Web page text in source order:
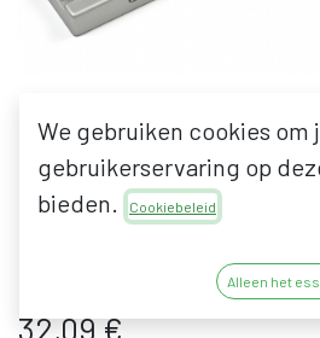
FAPIM 3722A
KANTSCHUIF
32,09€
We gebruiken cookies om
gebruikerservaring op
bieden.
Cookiebeleid
Alleen het